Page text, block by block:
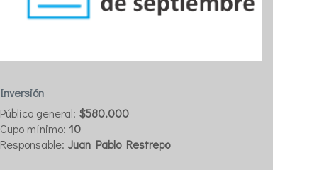
Inversión
Público general: $580.000
Cupo mínimo: 10
Responsable: Juan Pablo Restrepo